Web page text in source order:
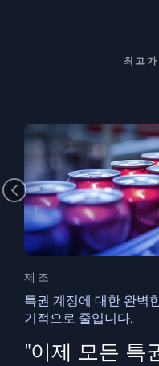
최고
제조
특권 계정에 대한 완벽
기적으로 줄입니다.
"이제 모든 특